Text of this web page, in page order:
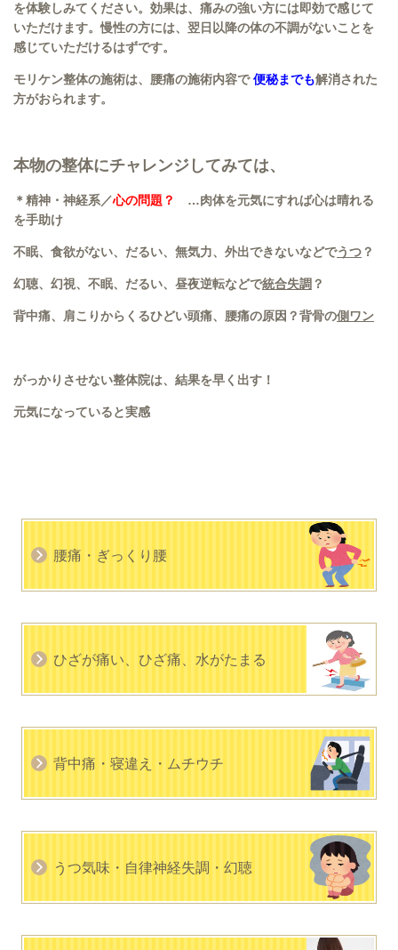
を体験しみてください。効果は、痛みの強い方には即効で感じて
いただけます。慢性の方には、翌日以降の体の不調がないことを
感じていただけるはずです。
モリケン整体の施術は、腰痛の施術内容で便秘までも解消された
方がおられます。
本物の整体にチャレンジしてみては、
＊精神・神経系／心の問題？
…肉体を元気にすれば心は晴れる
を手助け
不眠、食欲がない、だるい、無気力、外出できないなどでうつ ？
幻聴、幻視、不眠、だるい、昼夜逆転などで統合失調 ？
背中痛、肩こりからくるひどい頭痛、腰痛の原因？背骨の側ワン
がっかりさせない整体院は、結果を早く出す！
元気になっていると実感
腰痛・ぎっくり腰
ひざが痛い、ひざ痛、水がたまる
背中痛・寝違え・ムチウチ
うつ気味・自律神経失調・幻聴